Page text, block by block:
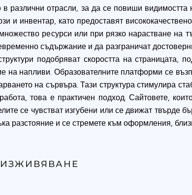
различни отрасли, за да се повиши
и инвентар, като предоставят
ресурси или при рязко нарастване на
съдържание и да разграничат
подобряват скоростта на страницата,
на напливи. Образователните платформи се
на сървъра. Тази структура стимулира
това е практичен подход. Сайтовете,
се чувстват изгубени или се движат твърде
разстояние и се стремете към оформления,